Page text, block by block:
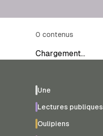
0 contenus
Chargement…
Une
Lectures publiques
Oulipiens